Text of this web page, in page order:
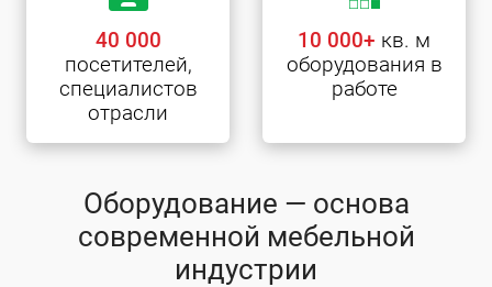
40 000
посетителей,
специалистов
отрасли
10 000+ кв. м
оборудования в
работе
Оборудование — основа
современной мебельной
индустрии